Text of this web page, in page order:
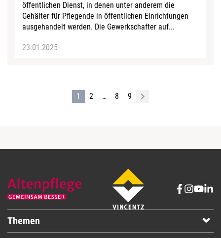
öffentlichen Dienst, in denen unter anderem die
Gehälter für Pflegende in öffentlichen Einrichtungen
ausgehandelt werden. Die Gewerkschafter auf...
23.01.2025
1 2 … 8 9
Themen